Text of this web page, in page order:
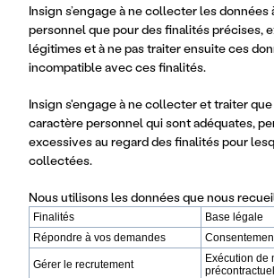
Insign s’engage à ne collecter les données
personnel que pour des finalités précises,
légitimes et à ne pas traiter ensuite ces
incompatible avec ces finalités.
Insign s'engage à ne collecter et traiter
caractère personnel qui sont adéquates,
excessives au regard des finalités pour
collectées.
Nous utilisons les données que nous
Finalités
Base légale
Répondre à vos demandes
Gérer le recrutement
Exécution de